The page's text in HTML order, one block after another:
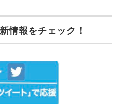
情報をチェック！